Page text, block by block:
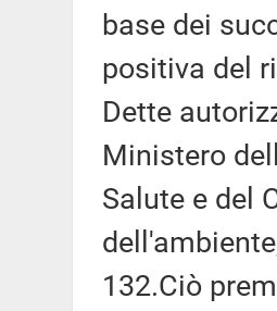
base dei
positiva del
Dette
Ministero
Salute e del
132.Ciò